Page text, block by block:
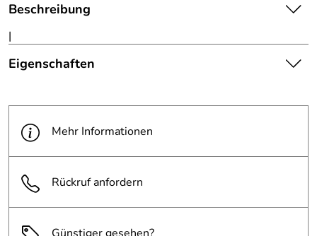
Beschreibung
|
Eigenschaften
Hinweis
Produktbilder:
stellt keine verbindliche
beachten Sie die
Textbeschreibung.
Pfosten Farbe:
weiß
Mehr Informationen
Rückruf anfordern